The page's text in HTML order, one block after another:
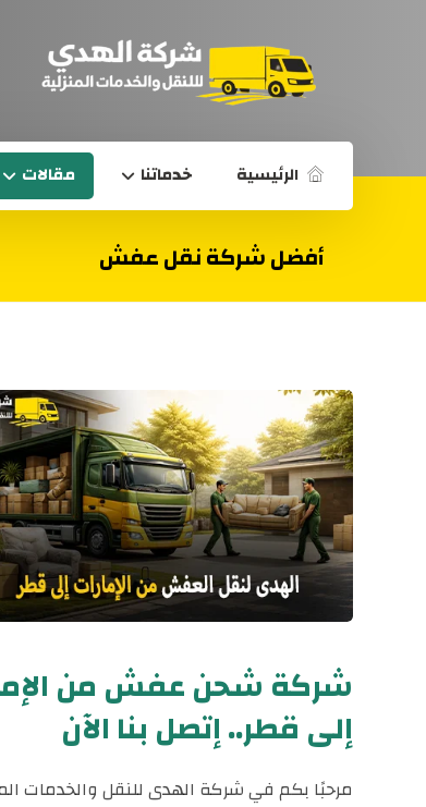
الرئيسية خدماتنا مقالات
أفضل شركة نقل عفش
شركة شحن عفش من
إلى قطر.. إتصل بنا الآن
مرحبًا بكم في شركة الهدى للنقل والخدمات